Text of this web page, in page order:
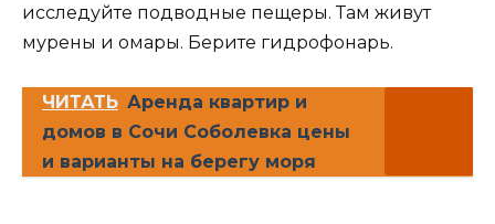
исследуйте подводные пещеры. Там живут
мурены и омары. Берите гидрофонарь.
ЧИТАТЬ Аренда квартир и
домов в Сочи Соболевка цены
и варианты на берегу моря